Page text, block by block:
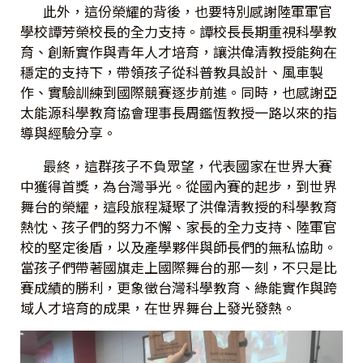
此外，這份榮耀的背後，也要特別感謝陸軍軍官
學校譚芳榮校長的全力支持。譚校長長期重視科學教
育、創新實作與青年人才培育，讓洪偉清教授能夠在
穩定的支持下，帶領孩子從科普教具設計、風車製
作、實驗訓練到國際競賽逐步前進。同時，也感謝亞
太能源科學教育協會理事長周鑑恆教授一路以來的指
導與經驗分享。
最終，這群孩子不負眾望，代表國家在世界大賽
中獲得首獎，為台灣爭光。從國內賽的起步，到世界
舞台的榮耀，這段旅程凝聚了洪偉清教授的科學教育
熱忱、孩子們的努力不懈、家長的全力支持、陸軍官
校的堅定後盾，以及產學夥伴與師長們的無私協助。
當孩子們帶著國旗走上國際舞台的那一刻，不只是比
賽成績的勝利，更象徵台灣科學教育、綠能實作與跨
域人才培育的成果，在世界舞台上發光發熱。